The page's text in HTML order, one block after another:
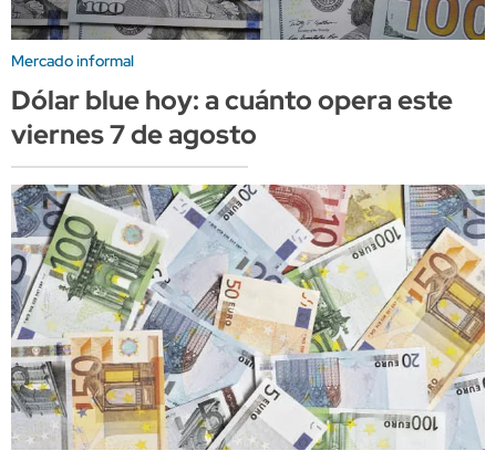
Mercado informal
Dólar blue hoy: a cuánto opera este
viernes 7 de agosto